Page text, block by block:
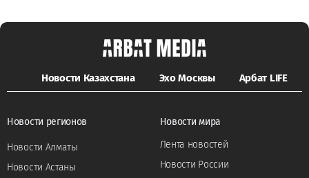
Новости Казахстана Эхо Москвы Арбат LIFE
Новости регионов
Новости Алматы
Новости Астаны
Новости мира
Лента новостей
Новости России